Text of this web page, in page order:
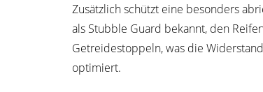
Zusätzlich schützt eine besonders
als Stubble Guard bekannt, den
Getreidestoppeln, was die
optimiert.